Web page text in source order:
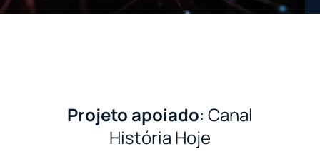
Projeto apoiado: Canal
História Hoje